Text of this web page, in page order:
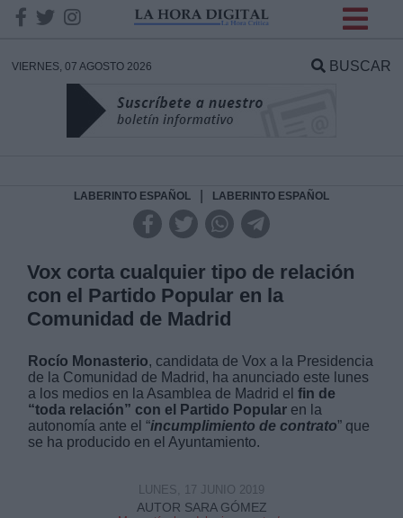
VIERNES, 07 AGOSTO 2026 BUSCAR
LABERINTO ESPAÑOL LABERINTO ESPAÑOL
Vox corta cualquier tipo de relación
con el Partido Popular en la
Comunidad de Madrid
Rocío Monasterio, candidata de Vox a la Presidencia
de la Comunidad de Madrid, ha anunciado este lunes
a los medios en la Asamblea de Madrid elfin de
“toda relación” con el Partido Popular en la
autonomía ante el “incumplimiento de contrato” que
se ha producido en el Ayuntamiento.
AUTOR SARA GÓMEZ
LUNES, 17 JUNIO 2019
DATOS
Responsable:
Legitimación:
Destinatarios: